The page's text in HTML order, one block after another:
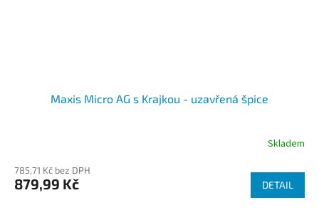
Maxis Micro AG s Krajkou - uzavřená špice
Skladem
785,71 Kč bez DPH
879,99 Kč DETAIL